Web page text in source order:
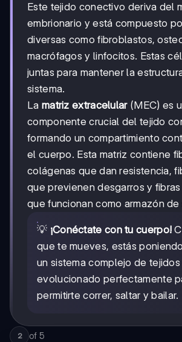
Este tejido conectivo deriva del
embrionario y está compuesto
diversas como fibroblastos,
macrófagos y linfocitos. Estas
juntas para mantener la
sistema.
La matriz extracelular(MEC) es
componente crucial del tejido
formando un compartimiento
el cuerpo. Esta matriz contiene
colágenas que dan resistencia,
que previenen desgarros y
que funcionan como armazón de
💡 ¡Conéctate con tu cuerpo!
que te mueves, estás
un sistema complejo de tejidos
evolucionado perfectamente
permitirte correr, saltar y bailar.
2 of 5